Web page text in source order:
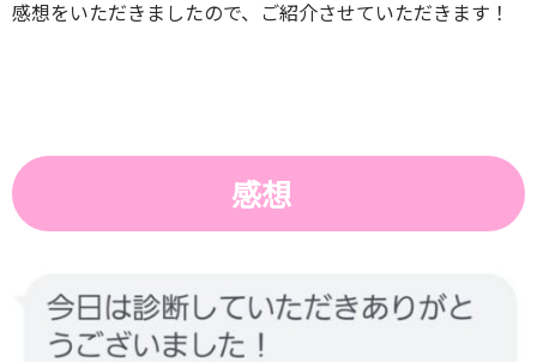
感想をいただきましたので、ご紹介させていただきます！
感想